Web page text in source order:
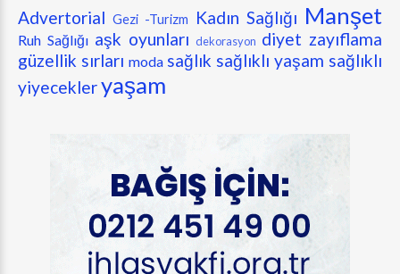
Advertorial Gezi -Turizm Kadın Sağlığı Manşet
Ruh Sağlığı aşk oyunları dekorasyon diyet zayıflama
güzellik sırları moda sağlık sağlıklı yaşam sağlıklı
yiyecekleryaşam